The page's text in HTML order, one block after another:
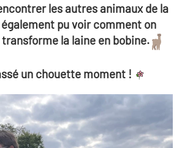
les autres animaux de la
pu voir comment on
la laine en bobine.
un chouette moment !